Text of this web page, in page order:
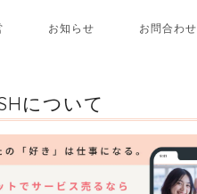
お知らせ お問合わせ
について